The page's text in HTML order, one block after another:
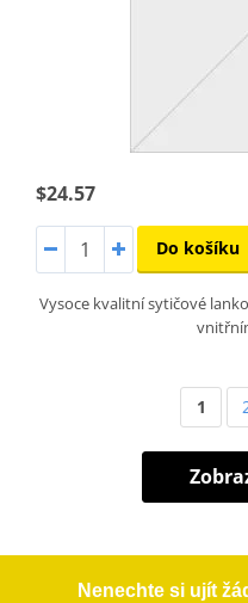
$24.57
Do košíku
Vysoce kvalitní sytičové
1
Nenechte si ujít